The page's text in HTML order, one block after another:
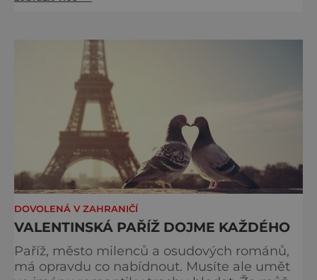
Museé d´Orsay na břehu Seiny, kde je
umění z let 1848 až 1914, předváděné pod
obrovskou prosklenou konstrukcí bývalého
DOVOLENÁ V ZAHRANIČÍ
VALENTINSKÁ PAŘÍŽ DOJME KAŽDÉHO
Paříž, město milenců a osudových románů,
má opravdu co nabídnout. Musíte ale umět